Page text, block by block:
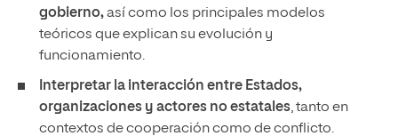
gobierno,así como los principales modelos
teóricos que explican su evolución y
funcionamiento.
Interpretar la interacción entre Estados,
organizaciones y actores no estatales, tanto en
contextos de cooperación como de conflicto.